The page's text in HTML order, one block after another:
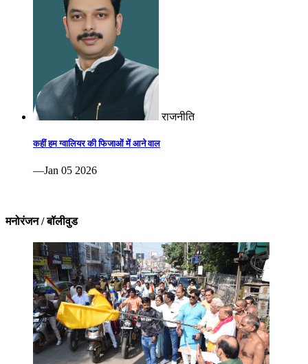
राजनीति
कहीं हम ग्वालियर की फिजाओं में आने वाल
—Jan 05 2026
मनोरंजन / बॉलीवुड